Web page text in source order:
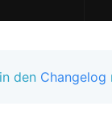
den Changelog